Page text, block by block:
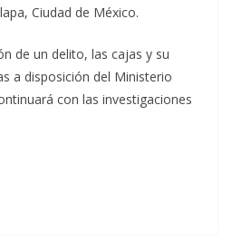
Ciudad de México.
de un delito, las cajas y su
a disposición del Ministerio
con las investigaciones